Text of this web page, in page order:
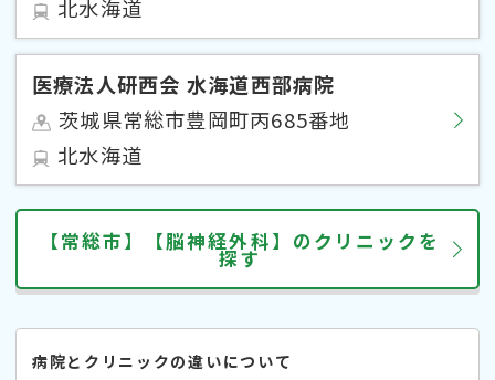
北水海道
医療法人研西会 水海道西部病院
茨城県常総市豊岡町丙685番地
北水海道
【常総市】【脳神経外科】のクリニックを
探す
病院とクリニックの違いについて